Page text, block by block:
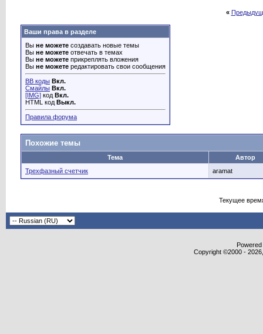
«
Ваши права в разделе
Вы не можете создавать новые темы
Вы не можете отвечать в темах
Вы не можете прикреплять вложения
Вы не можете редактировать свои сообщения
BB коды Вкл.
Смайлы Вкл.
[IMG] код Вкл.
HTML код Выкл.
Правила форума
Похожие темы
Тема
Автор
Трехфазный счетчик
aramat
Текущее
Copyright ©2000 -